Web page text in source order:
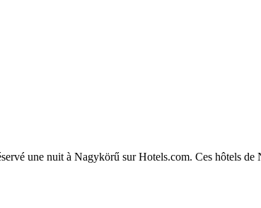
une nuit à Nagykörű sur Hotels.com. Ces hôtels